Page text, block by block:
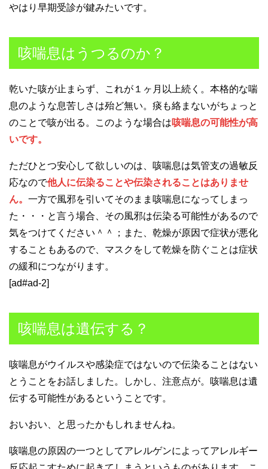
やはり早期受診が鍵みたいです。
咳喘息はうつるのか？
乾いた咳が止まらず、これが１ヶ月以上続く。本格的な喘
息のような息苦しさは殆ど無い。痰も絡まないがちょっと
のことで咳が出る。このような場合は咳喘息の可能性が高
いです。
ただひとつ安心して欲しいのは、咳喘息は気管支の過敏反
応なので他人に伝染ることや伝染されることはありませ
ん。 一方で風邪を引いてそのまま咳喘息になってしまっ
た・・・と言う場合、その風邪は伝染る可能性があるので
気をつけてください＾＾；また、乾燥が原因で症状が悪化
することもあるので、マスクをして乾燥を防ぐことは症状
の緩和につながります。
[ad#ad-2]
咳喘息は遺伝する？
咳喘息がウイルスや感染症ではないので伝染ることはない
とうことをお話しました。しかし、注意点が。咳喘息は遺
伝する可能性があるということです。
おいおい、と思ったかもしれませんね。
咳喘息の原因の一つとしてアレルゲンによってアレルギー